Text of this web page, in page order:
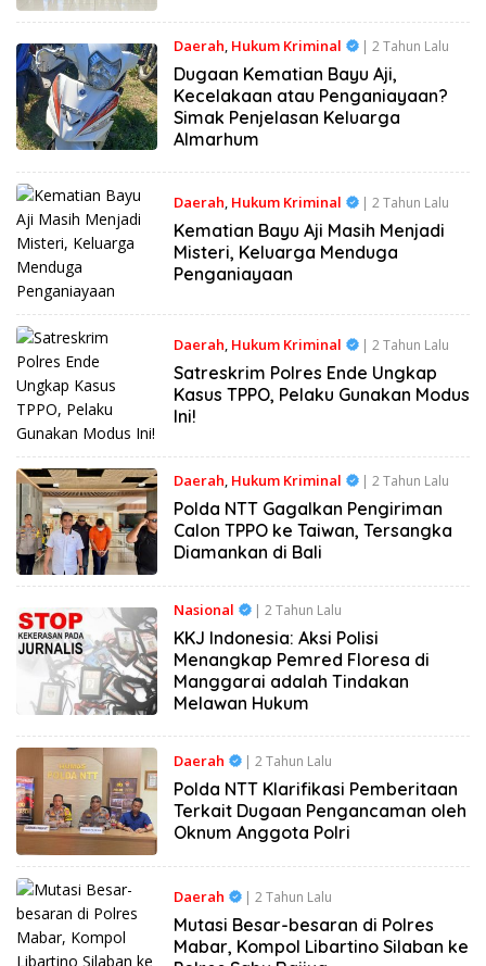
Daerah Hukum Kriminal | 2 Tahun Lalu
Dugaan Kematian Bayu Aji,
Kecelakaan atau Penganiayaan?
Simak Penjelasan Keluarga
Almarhum
Daerah, Hukum Kriminal | 2 Tahun Lalu
Kematian Bayu Aji Masih Menjadi
Misteri, Keluarga Menduga
Penganiayaan
Daerah, Hukum Kriminal | 2 Tahun Lalu
Satreskrim Polres Ende Ungkap
Kasus TPPO, Pelaku Gunakan Modus
Ini!
Daerah, Hukum Kriminal | 2 Tahun Lalu
Polda NTT Gagalkan Pengiriman
Calon TPPO ke Taiwan, Tersangka
Diamankan di Bali
Nasional | 2 Tahun Lalu
KKJ Indonesia: Aksi Polisi
Menangkap Pemred Floresa di
Manggarai adalah Tindakan
Melawan Hukum
Daerah | 2 Tahun Lalu
Polda NTT Klarifikasi Pemberitaan
Terkait Dugaan Pengancaman oleh
Oknum Anggota Polri
Daerah | 2 Tahun Lalu
Mutasi Besar-besaran di Polres
Mabar, Kompol Libartino Silaban ke